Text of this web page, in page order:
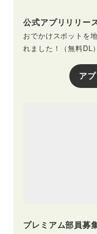
公式アプリリリー
おでかけスポットを
れました！（無料DL）
ア
プレミアム部員募